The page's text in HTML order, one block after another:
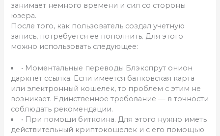
занимает немного времени и сил со стороны
юзера.
После того, как пользователь создал учетную
запись, потребуется ее пополнить. Для этого
можно использовать следующее:
• Моментальные переводы Блэкспрут онион
даркнет ссылка. Если имеется банковская карта
или электронный кошелек, то проблем с этим не
возникает. Единственное требование — в точности
соблюдать рекомендации.
• При помощи биткоина. Для этого нужно иметь
действительный криптокошелек и с его помощью